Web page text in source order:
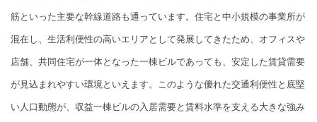
筋といった主要な幹線道路も通っています。住宅と中小規模の事業所が
混在し、生活利便性の高いエリアとして発展してきたため、オフィスや
店舗、共同住宅が一体となった一棟ビルであっても、安定した賃貸需要
が見込まれやすい環境といえます。このような優れた交通利便性と底堅
い人口動態が、収益一棟ビルの入居需要と賃料水準を支える大きな強み